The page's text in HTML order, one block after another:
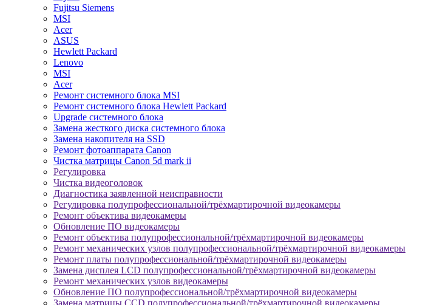
Fujitsu Siemens
MSI
Acer
ASUS
Hewlett Packard
Lenovo
MSI
Acer
Ремонт системного блока MSI
Ремонт системного блока Hewlett Packard
Upgrade системного блока
Замена жесткого диска системного блока
Замена накопителя на SSD
Ремонт фотоаппарата Canon
Чистка матрицы Canon 5d mark ii
Регулировка
Чистка видеоголовок
Диагностика заявленной неисправности
Регулировка полупрофессиональной/трёхмартирочной видеокамеры
Ремонт объектива видеокамеры
Обновление ПО видеокамеры
Ремонт объектива полупрофессиональной/трёхмартирочной видеокамеры
Ремонт механических узлов полупрофессиональной/трёхмартирочной видеокамеры
Ремонт платы полупрофессиональной/трёхмартирочной видеокамеры
Замена дисплея LCD полупрофессиональной/трёхмартирочной видеокамеры
Ремонт механических узлов видеокамеры
Обновление ПО полупрофессиональной/трёхмартирочной видеокамеры
Замена матрицы CCD полупрофессиональной/трёхмартирочной видеокамеры